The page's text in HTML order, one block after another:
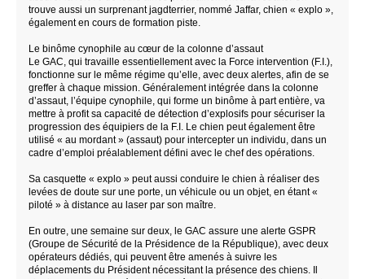
trouve aussi un surprenant jagdterrier, nommé Jaffar, chien « explo »,
également en cours de formation piste.
Le binôme cynophile au cœur de la colonne d’assaut
Le GAC, qui travaille essentiellement avec la Force intervention (F.I.),
fonctionne sur le même régime qu’elle, avec deux alertes, afin de se
greffer à chaque mission. Généralement intégrée dans la colonne
d’assaut, l’équipe cynophile, qui forme un binôme à part entière, va
mettre à profit sa capacité de détection d’explosifs pour sécuriser la
progression des équipiers de la F.I. Le chien peut également être
utilisé « au mordant » (assaut) pour intercepter un individu, dans un
cadre d’emploi préalablement défini avec le chef des opérations.
Sa casquette « explo » peut aussi conduire le chien à réaliser des
levées de doute sur une porte, un véhicule ou un objet, en étant «
piloté » à distance au laser par son maître.
En outre, une semaine sur deux, le GAC assure une alerte GSPR
(Groupe de Sécurité de la Présidence de la République), avec deux
opérateurs dédiés, qui peuvent être amenés à suivre les
déplacements du Président nécessitant la présence des chiens. Il